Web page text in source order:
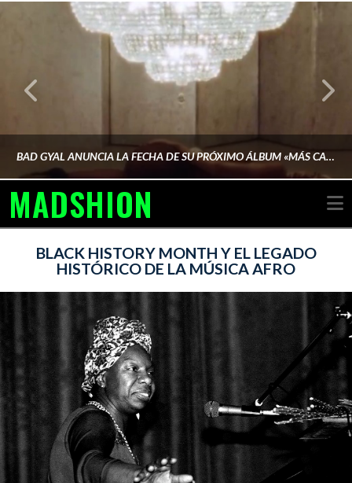
BAD GYAL ANUNCIA LA FECHA DE SU PRÓXIMO ÁLBUM «MÁS CARA»
FEBRERO 6, 2026
MADSHION
BLACK HISTORY MONTH Y EL LEGADO
HISTÓRICO DE LA MÚSICA AFRO